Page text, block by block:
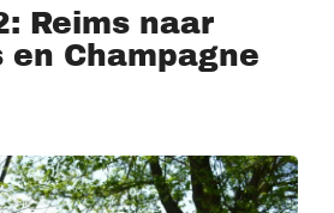
Reims naar
en Champagne